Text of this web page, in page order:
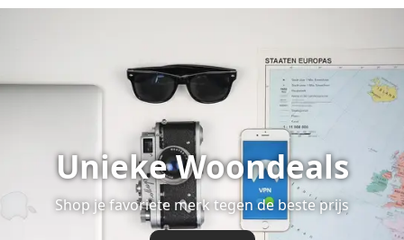
Unieke Woondeals
Shop je favoriete merk tegen de beste prijs